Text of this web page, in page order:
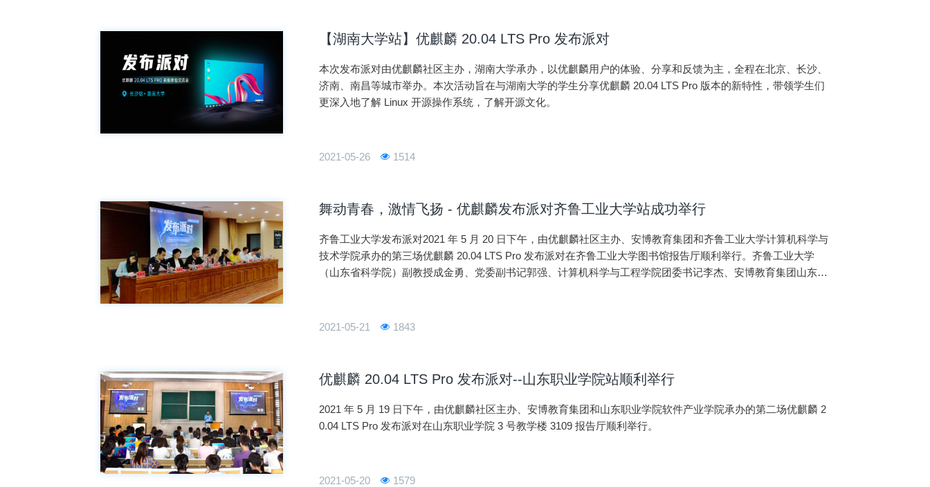
【湖南大学站】优麒麟 20.04 LTS Pro 发布派对
本次发布派对由优麒麟社区主办，湖南大学承办，以优麒麟用户的体验、分享和反馈为主，全程在北京、长沙、
济南、南昌等城市举办。本次活动旨在与湖南大学的学生分享优麒麟 20.04 LTS Pro 版本的新特性，带领学生们
更深入地了解 Linux 开源操作系统，了解开源文化。
2021-05-26 1514
舞动青春，激情飞扬 - 优麒麟发布派对齐鲁工业大学站成功举行
齐鲁工业大学发布派对2021 年 5 月 20 日下午，由优麒麟社区主办、安博教育集团和齐鲁工业大学计算机科学与
技术学院承办的第三场优麒麟 20.04 LTS Pro 发布派对在齐鲁工业大学图书馆报告厅顺利举行。齐鲁工业大学
（山东省科学院）副教授成金勇、党委副书记郭强、计算机科学与工程学院团委书记李杰、安博教育集团山东师
2021-05-21 1843
优麒麟 20.04 LTS Pro 发布派对--山东职业学院站顺利举行
2021 年 5 月 19 日下午，由优麒麟社区主办、安博教育集团和山东职业学院软件产业学院承办的第二场优麒麟 2
0.04 LTS Pro 发布派对在山东职业学院 3 号教学楼 3109 报告厅顺利举行。
2021-05-20 1579